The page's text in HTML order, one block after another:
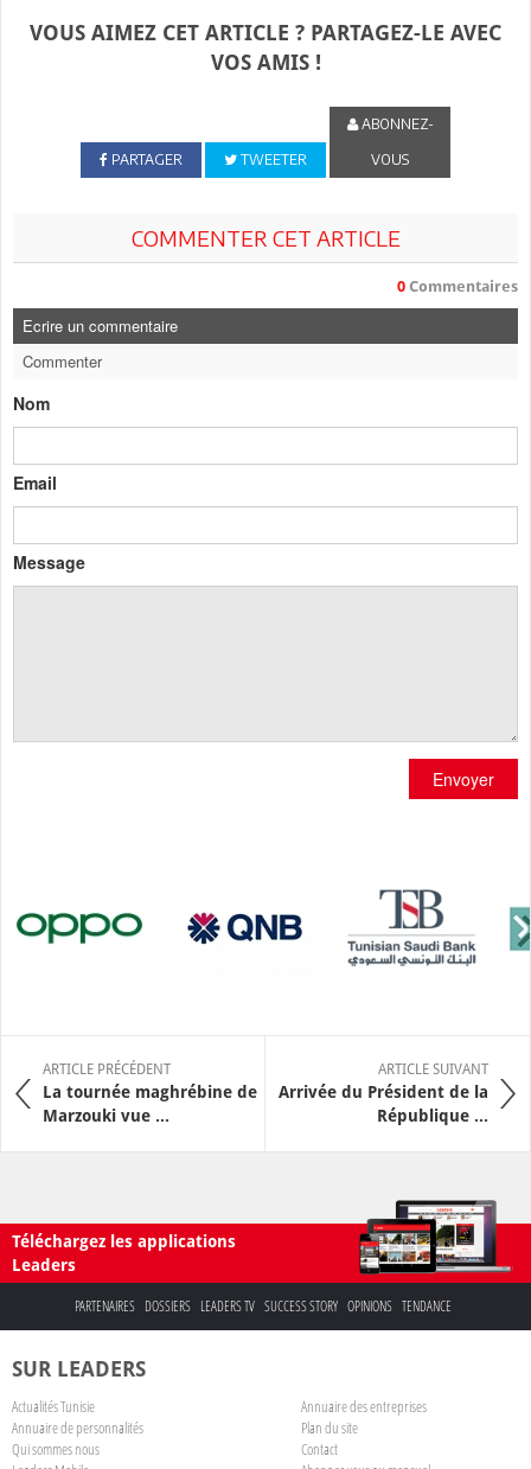
VOUS AIMEZ CET ARTICLE ? PARTAGEZ-LE AVEC
VOS AMIS !
PARTAGER TWEETER
ABONNEZ-
VOUS
COMMENTER CET ARTICLE
0 Commentaires
Ecrire un commentaire
Commenter
Nom
Email
Message
Envoyer
ARTICLE PRÉCÉDENT
La tournée maghrébine de
Marzouki vue ...
ARTICLE SUIVANT
Arrivée du Président de la
République ...
Téléchargez les applications
Leaders
PARTENAIRES DOSSIERS LEADERS TV SUCCESS STORY OPINIONS TENDANCE
SUR LEADERS
Actualités Tunisie
Annuaire des entreprises
Annuaire de personnalités
Plan du site
Qui sommes nous
Contact